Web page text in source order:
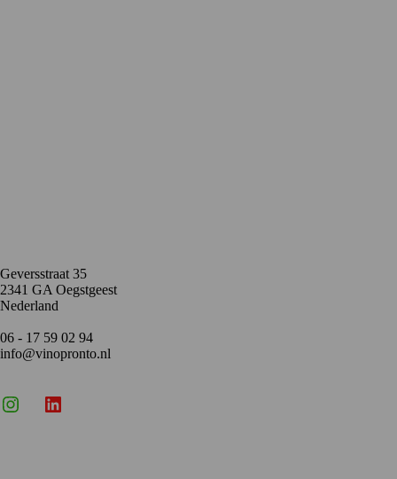
Geversstraat 35
2341 GA Oegstgeest
Nederland
06 - 17 59 02 94
info@vinopronto.nl
InstagramLinkedIn